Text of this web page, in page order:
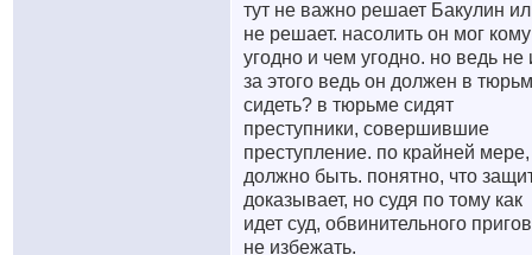
тут не важно решает Бакулин
не решает. насолить он мог кому
угодно и чем угодно. но ведь не
за этого ведь он должен в
сидеть? в тюрьме сидят
преступники, совершившие
преступление. по крайней мере,
должно быть. понятно, что
доказывает, но судя по тому как
идет суд, обвинительного
не избежать.